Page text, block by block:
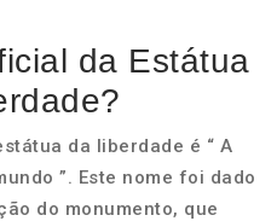
da Estátua
da liberdade é “ A
”. Este nome foi dado
do monumento, que